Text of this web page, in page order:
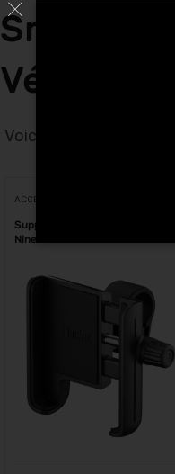
Vélos à
Voici le seul résultat
ACCESSOIRES
Support de téléphone Segway
Ninebot au Maroc